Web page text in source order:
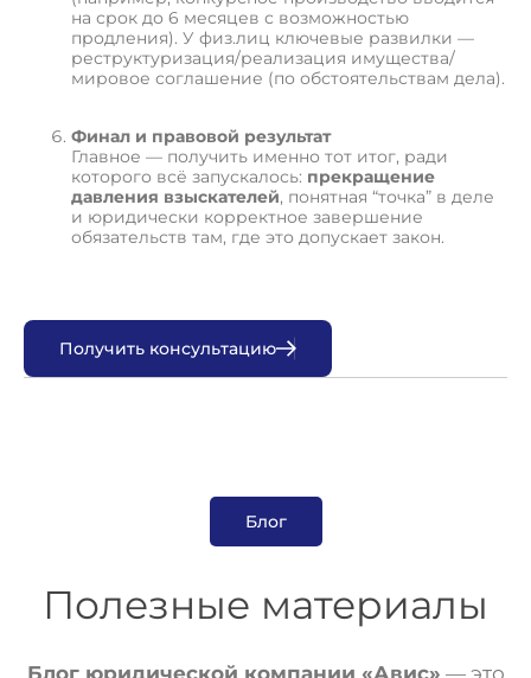
на срок до 6 месяцев с возможностью
продления). У физ.лиц ключевые развилки —
реструктуризация/реализация имущества/
мировое соглашение (по обстоятельствам дела).
Финал и правовой результат
Главное — получить именно тот итог, ради
которого всё запускалось: прекращение
давления взыскателей, понятная “точка” в деле
и юридически корректное завершение
обязательств там, где это допускает закон.
Получить консультацию
Блог
Полезные материалы
Блог юридической компании «Авис» — это